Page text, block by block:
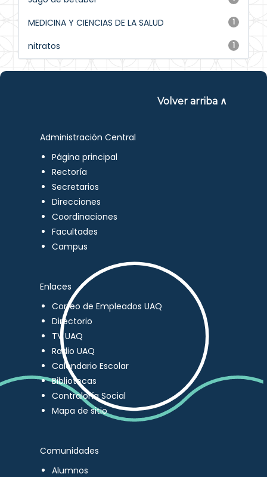
1
MEDICINA Y CIENCIAS DE LA SALUD
1
nitratos
Volver arriba ∧
Administración Central
Página principal
Rectoría
Secretarios
Direcciones
Coordinaciones
Facultades
Campus
Enlaces
Correo de Empleados UAQ
Directorio
TV UAQ
Radio UAQ
Calendario Escolar
Bibliotecas
Contraloría Social
Mapa de sitio
Comunidades
Alumnos